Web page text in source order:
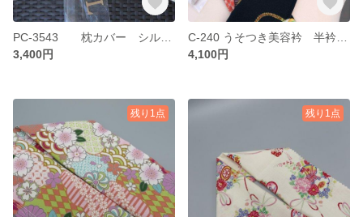
3,400円
4,100円
残り1点 残り1点